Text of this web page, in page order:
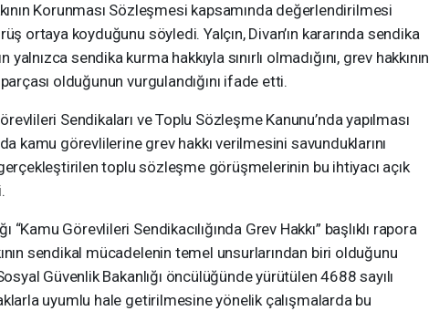
Korunması Sözleşmesi kapsamında değerlendirilmesi
ortaya koyduğunu söyledi. Yalçın, Divan’ın kararında sendika
sendika kurma hakkıyla sınırlı olmadığını, grev hakkının
olduğunun vurgulandığını ifade etti.
Sendikaları ve Toplu Sözleşme Kanunu’nda yapılması
kamu görevlilerine grev hakkı verilmesini savunduklarını
toplu sözleşme görüşmelerinin bu ihtiyacı açık
“Kamu Görevlileri Sendikacılığında Grev Hakkı” başlıklı rapora
sendikal mücadelenin temel unsurlarından biri olduğunu
Güvenlik Bakanlığı öncülüğünde yürütülen 4688 sayılı
uyumlu hale getirilmesine yönelik çalışmalarda bu